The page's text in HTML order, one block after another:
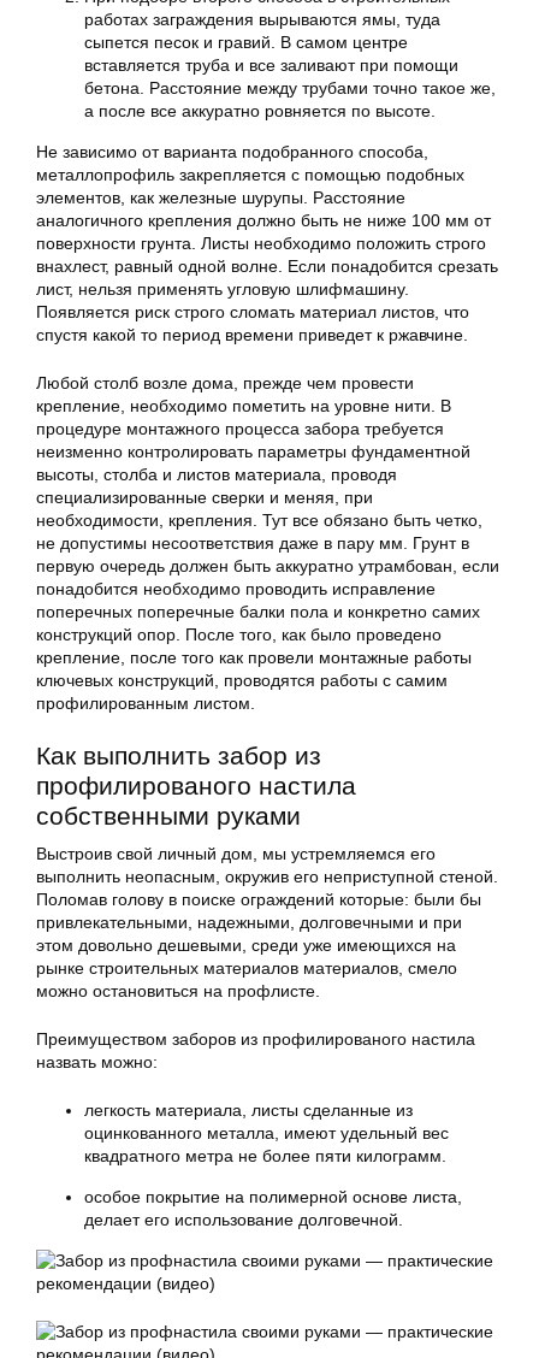
работах заграждения вырываются ямы, туда
сыпется песок и гравий. В самом центре
вставляется труба и все заливают при помощи
бетона. Расстояние между трубами точно такое же,
а после все аккуратно ровняется по высоте.
Не зависимо от варианта подобранного способа,
металлопрофиль закрепляется с помощью подобных
элементов, как железные шурупы. Расстояние
аналогичного крепления должно быть не ниже 100 мм от
поверхности грунта. Листы необходимо положить строго
внахлест, равный одной волне. Если понадобится срезать
лист, нельзя применять угловую шлифмашину.
Появляется риск строго сломать материал листов, что
спустя какой то период времени приведет к ржавчине.
Любой столб возле дома, прежде чем провести
крепление, необходимо пометить на уровне нити. В
процедуре монтажного процесса забора требуется
неизменно контролировать параметры фундаментной
высоты, столба и листов материала, проводя
специализированные сверки и меняя, при
необходимости, крепления. Тут все обязано быть четко,
не допустимы несоответствия даже в пару мм. Грунт в
первую очередь должен быть аккуратно утрамбован, если
понадобится необходимо проводить исправление
поперечных поперечные балки пола и конкретно самих
конструкций опор. После того, как было проведено
крепление, после того как провели монтажные работы
ключевых конструкций, проводятся работы с самим
профилированным листом.
Как выполнить забор из
профилированого настила
собственными руками
Выстроив свой личный дом, мы устремляемся его
выполнить неопасным, окружив его неприступной стеной.
Поломав голову в поиске ограждений которые: были бы
привлекательными, надежными, долговечными и при
этом довольно дешевыми, среди уже имеющихся на
рынке строительных материалов материалов, смело
можно остановиться на профлисте.
Преимуществом заборов из профилированого настила
назвать можно:
легкость материала, листы сделанные из
оцинкованного металла, имеют удельный вес
квадратного метра не более пяти килограмм.
особое покрытие на полимерной основе листа,
делает его использование долговечной.